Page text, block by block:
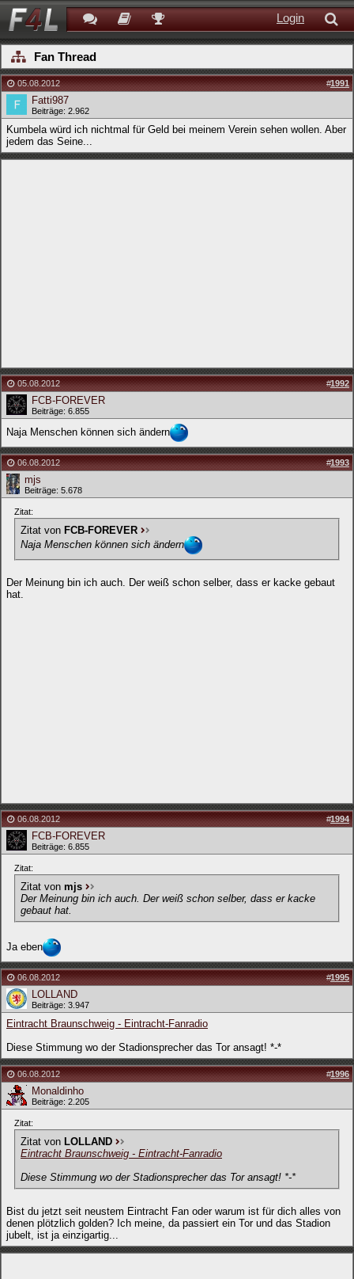
Login
Fan Thread
05.08.2012 #1991
Fatti987
Beiträge: 2.962
Kumbela würd ich nichtmal für Geld bei meinem Verein sehen wollen. Aber
jedem das Seine...
05.08.2012 #1992
FCB-FOREVER
Beiträge: 6.855
Naja Menschen können sich ändern
06.08.2012 #1993
mjs
Beiträge: 5.678
Zitat:
Zitat von FCB-FOREVER
Naja Menschen können sich ändern
Der Meinung bin ich auch. Der weiß schon selber, dass er kacke gebaut
hat.
06.08.2012 #1994
FCB-FOREVER
Beiträge: 6.855
Zitat:
Zitat von mjs
Der Meinung bin ich auch. Der weiß schon selber, dass er kacke
gebaut hat.
Ja eben
06.08.2012 #1995
LOLLAND
Beiträge: 3.947
Eintracht Braunschweig - Eintracht-Fanradio
Diese Stimmung wo der Stadionsprecher das Tor ansagt! *-*
06.08.2012 #1996
Monaldinho
Beiträge: 2.205
Zitat:
Zitat von LOLLAND
Eintracht Braunschweig - Eintracht-Fanradio
Diese Stimmung wo der Stadionsprecher das Tor ansagt! *-*
Bist du jetzt seit neustem Eintracht Fan oder warum ist für dich alles von
denen plötzlich golden? Ich meine, da passiert ein Tor und das Stadion
jubelt, ist ja einzigartig...